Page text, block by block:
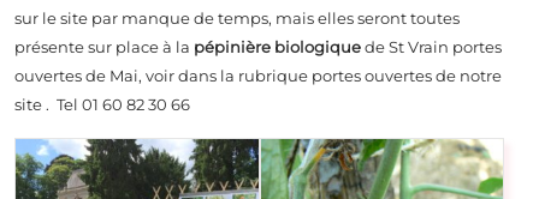
sur le site par manque de temps, mais elles seront toutes
présente sur place à la pépinière biologiquede St Vrain portes
ouvertes de Mai, voir dans la rubrique portes ouvertes de notre
site . Tel 01 60 82 30 66